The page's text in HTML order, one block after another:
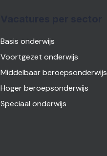
Basis onderwijs
Voortgezet onderwijs
Middelbaar beroepsonderwijs
Hoger beroepsonderwijs
Speciaal onderwijs